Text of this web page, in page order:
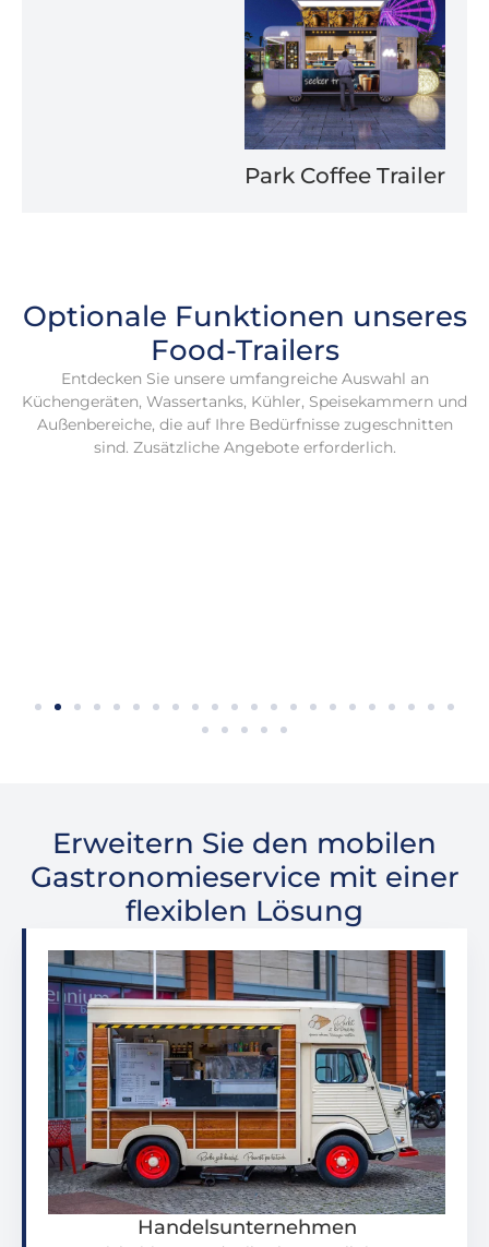
Park Coffee Trailer
Optionale Funktionen unseres
Food-Trailers
Entdecken Sie unsere umfangreiche Auswahl an
Küchengeräten, Wassertanks, Kühler, Speisekammern und
Außenbereiche, die auf Ihre Bedürfnisse zugeschnitten
sind. Zusätzliche Angebote erforderlich.
Erweitern Sie den mobilen
Gastronomieservice mit einer
flexiblen Lösung
Handelsunternehmen